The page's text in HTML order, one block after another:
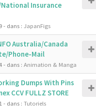
Insurance
- dans : JapanFigs
Australia/Canada
Phone-Mail
- dans : Animation & Manga
Dumps With Pins
CCV FULLZ STORE
- dans : Tutoriels